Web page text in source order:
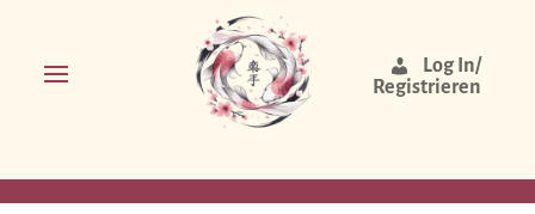
Log In/
Registrieren